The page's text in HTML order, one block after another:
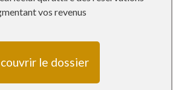
vos revenus
le dossier